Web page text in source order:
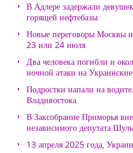
В Адлере задержали
горящей нефтебазы
Новые переговоры Москвы
23 или 24 июля
Два человека погибли и
ночной атаки на
Подростки напали на
Владивостока
В Заксобрание Приморья
независимого депутата
13 апреля 2025 года,